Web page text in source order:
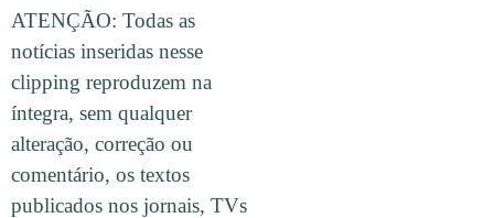
ATENÇÃO: Todas as
notícias inseridas nesse
clipping reproduzem na
íntegra, sem qualquer
alteração, correção ou
comentário, os textos
publicados nos jornais, TVs